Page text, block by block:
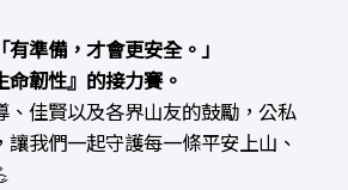
準備，才會更安全。」
韌性』的接力賽。
、佳賢以及各界山友的鼓勵，公私
我們一起守護每一條平安上山、